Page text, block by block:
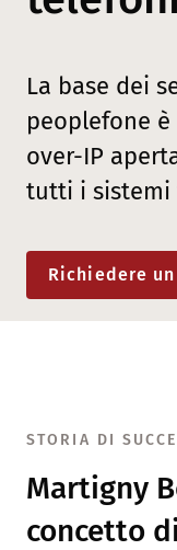
La base dei
peoplefone
over-IP
tutti i sistemi
Richiedere
STORIA DI
Martigny
concetto